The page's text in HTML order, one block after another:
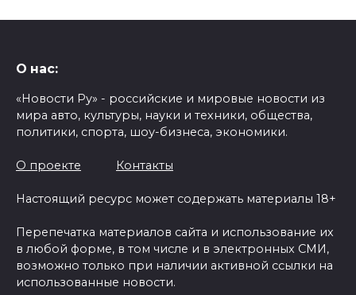
О нас:
«Новости Ру» - российские и мировые новости из
мира авто, культуры, науки и техники, общества,
политики, спорта, шоу-бизнеса, экономики.
О проекте Контакты
Настоящий ресурс может содержать материалы 18+
Перепечатка материалов сайта и использование их
в любой форме, в том числе и в электронных СМИ,
возможно только при наличии активной ссылки на
использованные новости.